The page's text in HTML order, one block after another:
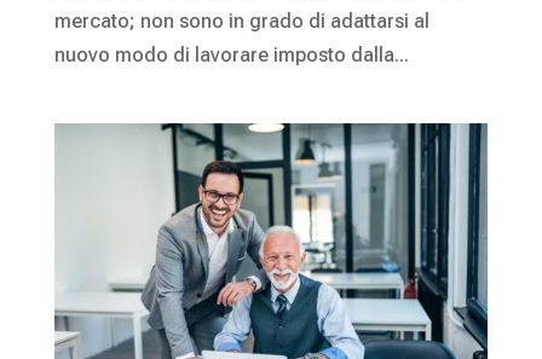
mercato; non sono in grado di adattarsi al
nuovo modo di lavorare imposto dalla...